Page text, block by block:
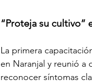
“Proteja su cultivo”
La primera
en Naranjal y reunió a
reconocer síntomas